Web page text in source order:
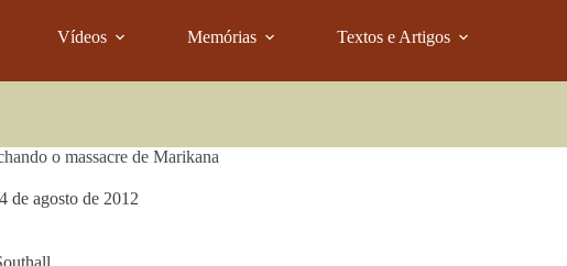
Vídeos Memórias Textos e Artigos
o massacre de Marikana
de agosto de 2012